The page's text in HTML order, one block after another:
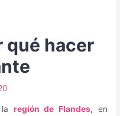
qué hacer
región de Flandes, en